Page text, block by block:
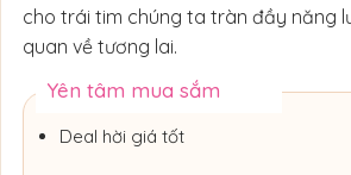
cho trái tim chúng ta tràn đầy năng
quan về tương lai.
Yên tâm mua sắm
Deal hời giá tốt